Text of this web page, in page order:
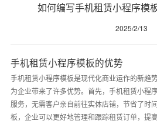
如何编写手机租赁小程序模
2025/2/13
手机租赁小程序模板的优势
手机租赁小程序模板是现代化商业运作的新趋
为企业带来了许多优势。首先，手机租赁小程
服务，无需客户亲自前往实体店铺，节省了时
板，企业可以更好地管理和跟踪租赁订单，提